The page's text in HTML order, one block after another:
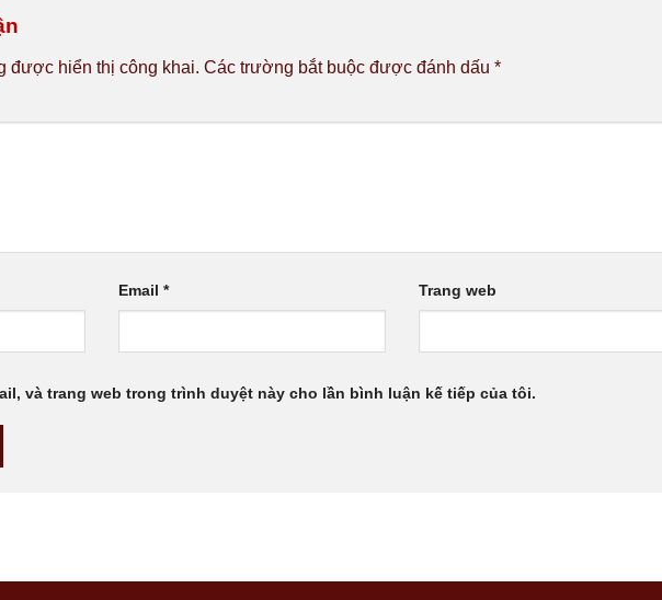
được hiển thị công khai. Các trường bắt buộc được đánh dấu *
Email* Trang web
và trang web trong trình duyệt này cho lần bình luận kế tiếp của tôi.